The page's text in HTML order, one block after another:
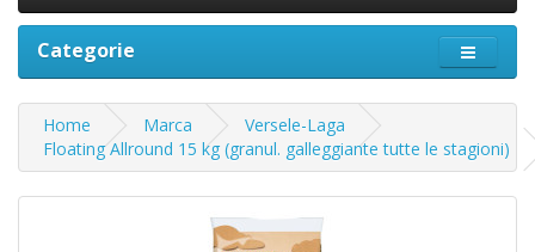
Categorie
Home Marca
Versele-Laga
Floating Allround 15 kg (granul. galleggiante tutte le stagioni)